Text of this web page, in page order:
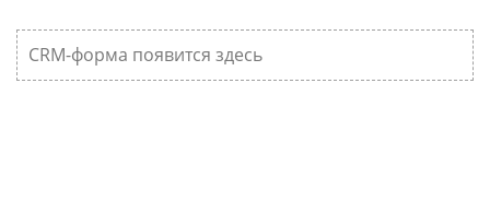
CRM-форма появится здесь